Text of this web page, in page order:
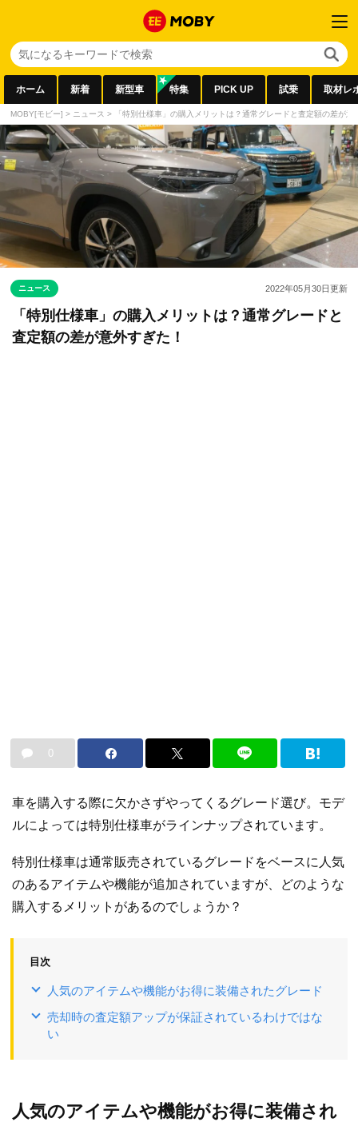
ホーム 新着 新型車 特集 PICK UP 試乗 取材レ
MOBY[モビー] > ニュース > 「特別仕様車」の購入メリットは？通常グレードと査定額の差が意
ニュース 2022年05月30日更新
「特別仕様車」の購入メリットは？通常グレードと
査定額の差が意外すぎた！
0
車を購入する際に欠かさずやってくるグレード選び。モデ
ルによっては特別仕様車がラインナップされています。
特別仕様車は通常販売されているグレードをベースに人気
のあるアイテムや機能が追加されていますが、どのような
購入するメリットがあるのでしょうか？
目次
人気のアイテムや機能がお得に装備されたグレード
売却時の査定額アップが保証されているわけではな
い
人気のアイテムや機能がお得に装備され